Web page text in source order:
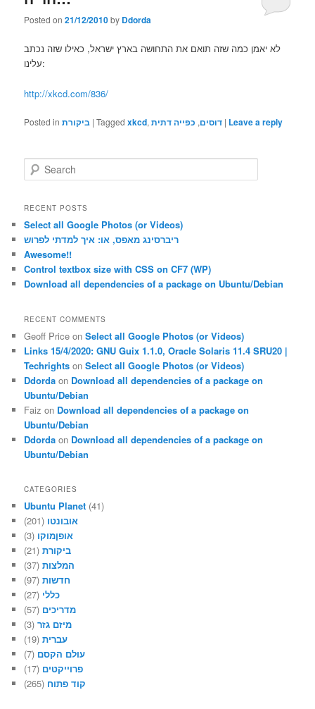
Posted on21/12/2010by Ddorda
לא יאמן כמה שזה תואם את התחושה בארץ ישראל, כאילו שזה נכתב
עלינו:
http://xkcd.com/836/
Posted in ביקורת |Tagged xkcd, דוסים, כפייה דתית | Leave a reply
e
r
h
RECENT POSTS
Select all Google Photos (or Videos)
ריברסינג מאפס, או: איך למדתי לפרוש
Awesome!!
Control textbox size with CSS on CF7 (WP)
Download all dependencies of a package on Ubuntu/Debian
RECENT COMMENTS
Geoff Price onSelect all Google Photos (or Videos)
Links 15/4/2020: GNU Guix 1.1.0, Oracle Solaris 11.4 SRU20 |
Techrights onSelect all Google Photos (or Videos)
Ddorda on Download all dependencies of a package on
Ubuntu/Debian
Faiz on Download all dependencies of a package on
Ubuntu/Debian
Ddorda on Download all dependencies of a package on
Ubuntu/Debian
CATEGORIES
Ubuntu Planet (41)
אובונטו (201)
אופןמוקו (3)
ביקורת(21)
המלצות(37)
חדשות(97)
כללי (27)
מדריכים (57)
מיזם גזר(3)
עברית(19)
עולם הקסם (7)
פרוייקטים (17)
קוד פתוח (265)